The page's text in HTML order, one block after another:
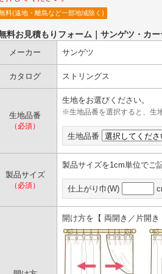
料(遠地・離島など一部地域除く)
料お見積もりフォーム｜サンゲツ・カー
メーカー サンゲツ
カタログ ストリングス
生地品番
（必須）
生地をお選びください。
※生地品番を選択すると、生
生地品番
製品サイズ
（必須）
製品サイズを1cm単位でご
仕上がり巾(W)
開け方を【 両開き／片開き